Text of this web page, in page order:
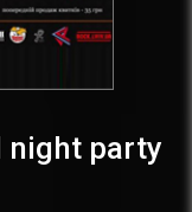
night party